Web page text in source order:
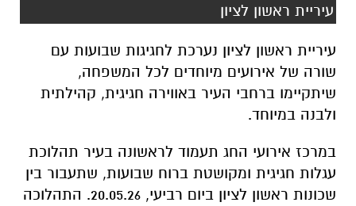
עיריית ראשון לציון
עיריית ראשון לציון נערכת לחגיגות שבועות עם
שורה של אירועים מיוחדים לכל המשפחה,
שיתקיימו ברחבי העיר באווירה חגיגית, קהילתית
ולבנה במיוחד.
במרכז אירועי החג תעמוד לראשונה בעיר תהלוכת
עגלות חגיגית ומקושטת ברוח שבועות, שתעבור בין
שכונות ראשון לציון ביום רביעי, 20.05.26. התהלוכה